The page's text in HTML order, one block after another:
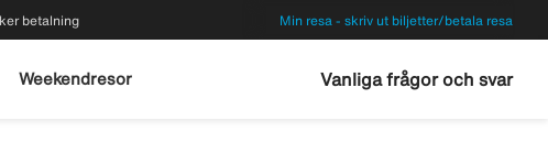
betalning Min resa - skriv ut biljetter/betala resa
Weekendresor Vanliga frågor och svar